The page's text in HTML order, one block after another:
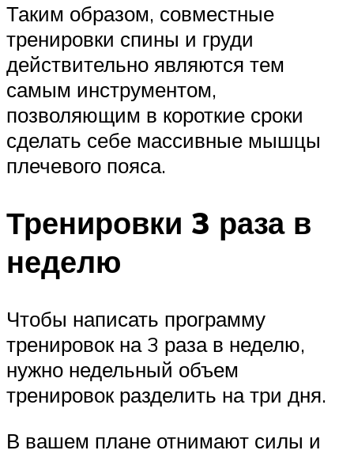
Таким образом, совместные
тренировки спины и груди
действительно являются тем
самым инструментом,
позволяющим в короткие сроки
сделать себе массивные мышцы
плечевого пояса.
Тренировки 3 раза в
неделю
Чтобы написать программу
тренировок на 3 раза в неделю,
нужно недельный объем
тренировок разделить на три дня.
В вашем плане отнимают силы и